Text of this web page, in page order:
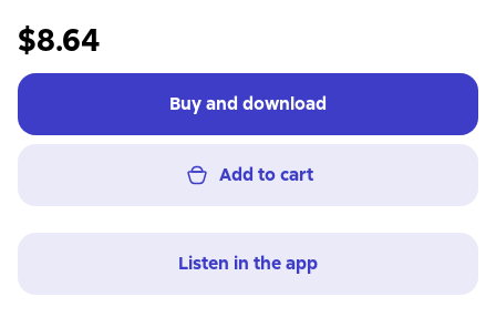
$8.64
Buy and download
Add to cart
Listen in the app